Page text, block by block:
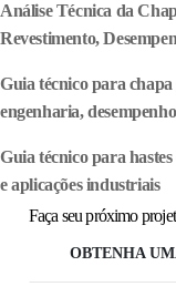
Análise Técnica da
Revestimento,
Guia técnico para chapa
engenharia,
Guia técnico para
e aplicações industriais
Faça seu próximo
OBTENHA